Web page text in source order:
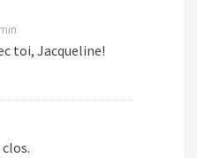
toi, Jacqueline!